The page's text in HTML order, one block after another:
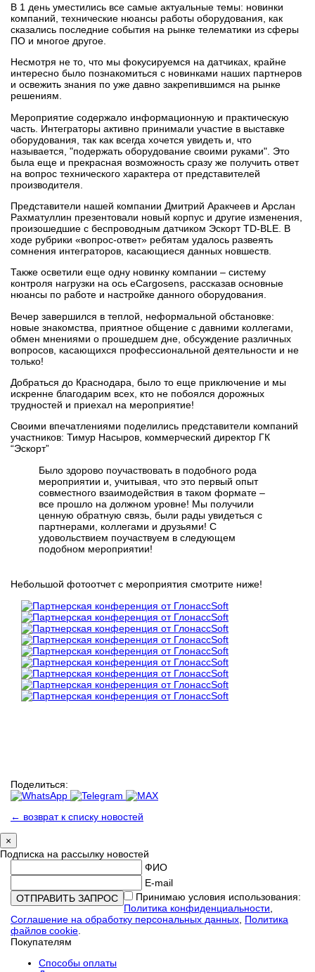
В 1 день уместились все самые актуальные темы: новинки
компаний, технические нюансы работы оборудования, как
сказались последние события на рынке телематики из сферы
ПО и многое другое.
Несмотря не то, что мы фокусируемся на датчиках, крайне
интересно было познакомиться с новинками наших партнеров
и освежить знания по уже давно закрепившимся на рынке
решениям.
Мероприятие содержало информационную и практическую
часть. Интеграторы активно принимали участие в выставке
оборудования, так как всегда хочется увидеть и, что
называется, "подержать оборудование своими руками". Это
была еще и прекрасная возможность сразу же получить ответ
на вопрос технического характера от представителей
производителя.
Представители нашей компании Дмитрий Аракчеев и Арслан
Рахматуллин презентовали новый корпус и другие изменения,
произошедшие с беспроводным датчиком Эскорт TD-BLE. В
ходе рубрики «вопрос-ответ» ребятам удалось развеять
сомнения интеграторов, касающиеся данных новшеств.
Также осветили еще одну новинку компании – систему
контроля нагрузки на ось eCargosens, рассказав основные
нюансы по работе и настройке данного оборудования.
Вечер завершился в теплой, неформальной обстановке:
новые знакомства, приятное общение с давними коллегами,
обмен мнениями о прошедшем дне, обсуждение различных
вопросов, касающихся профессиональной деятельности и не
только!
Добраться до Краснодара, было то еще приключение и мы
искренне благодарим всех, кто не побоялся дорожных
трудностей и приехал на мероприятие!
Своими впечатлениями поделились представители компаний
участников: Тимур Насыров, коммерческий директор ГК
“Эскорт”
Было здорово поучаствовать в подобного рода
мероприятии и, учитывая, что это первый опыт
совместного взаимодействия в таком формате –
все прошло на должном уровне! Мы получили
ценную обратную связь, были рады увидеться с
партнерами, коллегами и друзьями! С
удовольствием поучаствуем в следующем
подобном мероприятии!
Небольшой фотоотчет с мероприятия смотрите ниже!
Поделиться:
← возврат к списку новостей
×
Подписка на рассылку новостей
ФИО
E-mail
Принимаю условия использования:
Политика конфиденциальности
Соглашение на обработку персональных данных Политика
файлов cookie
Покупателям
Способы оплаты